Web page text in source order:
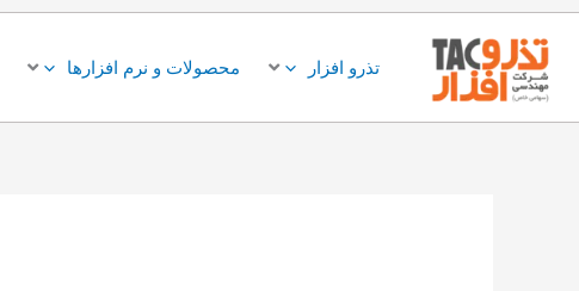
رفتن
محتوا
تذرو افزار محصولات و نرم افزارها